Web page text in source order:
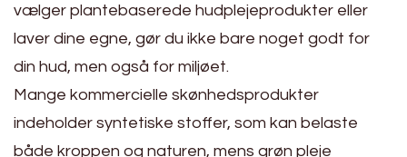
vælger plantebaserede hudplejeprodukter eller
laver dine egne, gør du ikke bare noget godt for
din hud, men også for miljøet.
Mange kommercielle skønhedsprodukter
indeholder syntetiske stoffer, som kan belaste
både kroppen og naturen, mens grøn pleje